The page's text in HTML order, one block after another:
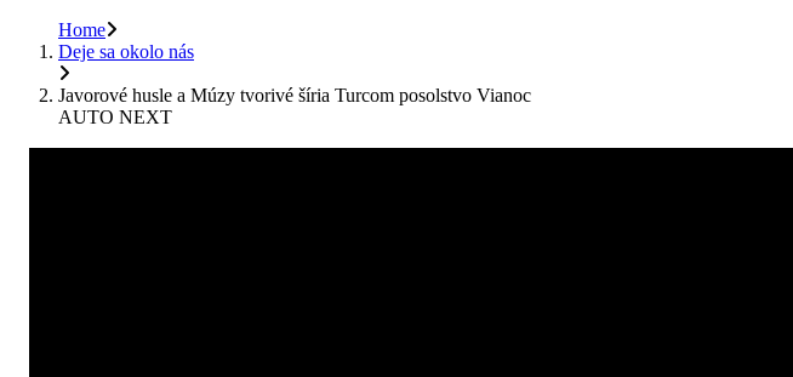
Home
Deje sa okolo nás
Javorové husle a Múzy tvorivé šíria Turcom posolstvo Vianoc
AUTO NEXT